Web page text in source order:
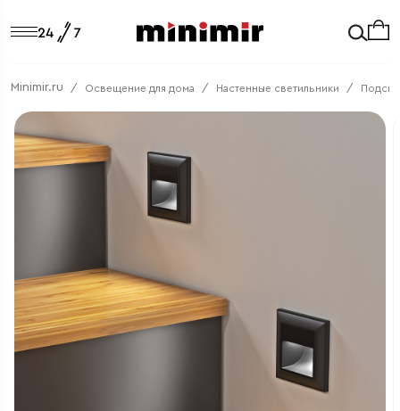
Minimir.ru Освещение для дома Настенные светильники